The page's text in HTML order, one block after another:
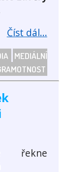
Číst dál...
MEDIÁLNÍ
řekne